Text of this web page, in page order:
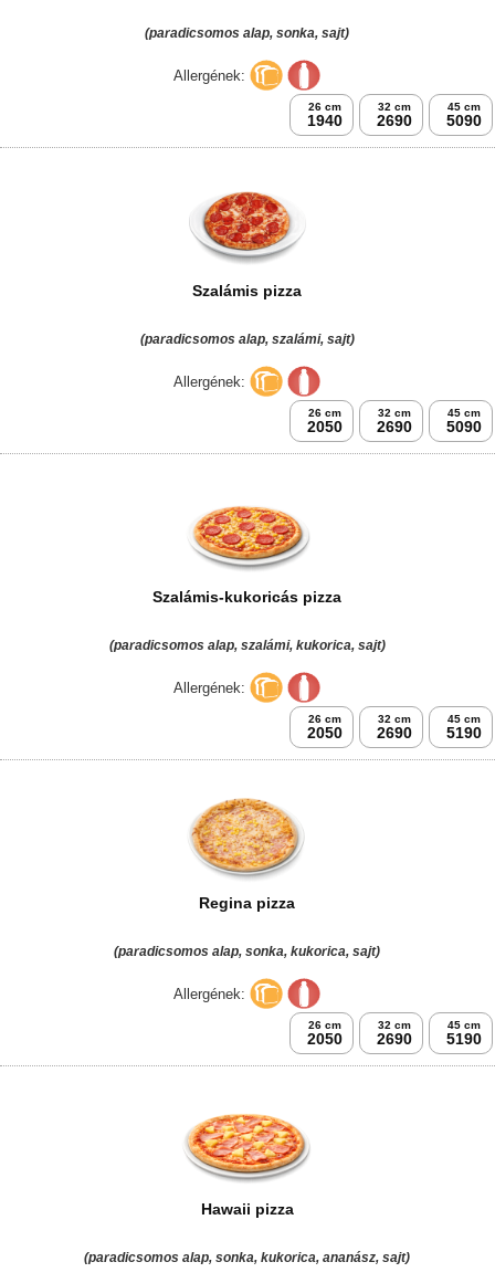
(paradicsomos alap, sonka, sajt)
Allergének:
26 cm
1940
32 cm
2690
45 cm
5090
Szalámis pizza
(paradicsomos alap, szalámi, sajt)
Allergének:
26 cm
2050
32 cm
2690
45 cm
5090
Szalámis-kukoricás pizza
(paradicsomos alap, szalámi, kukorica, sajt)
Allergének:
26 cm
2050
32 cm
2690
45 cm
5190
Regina pizza
(paradicsomos alap, sonka, kukorica, sajt)
Allergének:
26 cm
2050
32 cm
2690
45 cm
5190
Hawaii pizza
(paradicsomos alap, sonka, kukorica, ananász, sajt)